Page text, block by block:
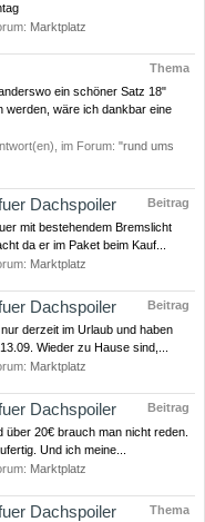
Marktplatz
Thema
ein schöner Satz 18"
werden, wäre ich dankbar eine
im Forum: "rund ums
Beitrag
Dachspoiler
mit bestehendem Bremslicht
da er im Paket beim Kauf...
Marktplatz
Beitrag
Dachspoiler
derzeit im Urlaub und haben
Wieder zu Hause sind,...
Marktplatz
Beitrag
Dachspoiler
20€ brauch man nicht reden.
Und ich meine...
Marktplatz
Thema
Dachspoiler